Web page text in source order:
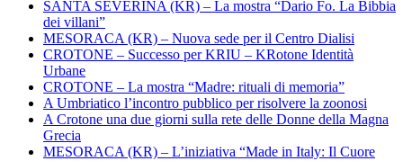
SANTA SEVERINA (KR) – La mostra “Dario Fo. La Bibbia
dei villani”
MESORACA (KR) – Nuova sede per il Centro Dialisi
CROTONE – Successo per KRIU – KRotone Identità
Urbane
CROTONE – La mostra “Madre: rituali di memoria”
A Umbriatico l’incontro pubblico per risolvere la zoonosi
A Crotone una due giorni sulla rete delle Donne della Magna
Grecia
MESORACA (KR) – L’iniziativa “Made in Italy: Il Cuore